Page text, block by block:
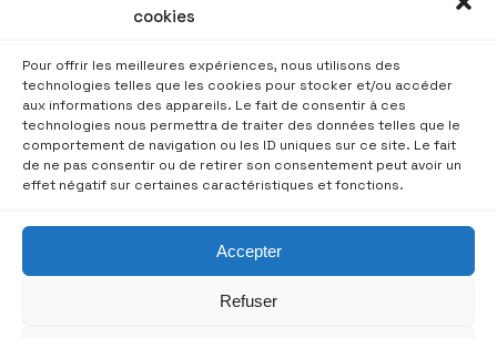
cookies
Pour offrir les meilleures expériences, nous utilisons des
technologies telles que les cookies pour stocker et/ou accéder
aux informations des appareils. Le fait de consentir à ces
technologies nous permettra de traiter des données telles que le
comportement de navigation ou les ID uniques sur ce site. Le fait
de ne pas consentir ou de retirer son consentement peut avoir un
effet négatif sur certaines caractéristiques et fonctions.
Accepter
Refuser
©2023 Tous droits réservés
Crédits et mentions légales
Gestion des cookies
Réalisation AB6NET